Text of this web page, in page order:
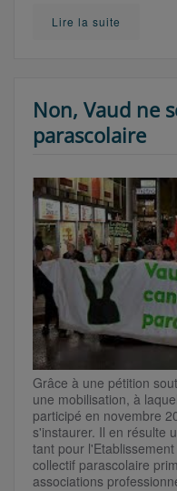
Lire la suite
Non, Vaud ne
parascolaire
Grâce à une pétition
une mobilisation, à
participé en novembre
s'instaurer. Il en résulte
tant pour
collectif parascolaire
associations